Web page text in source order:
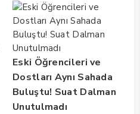
Eski Öğrencileri ve
Dostları Aynı Sahada
Buluştu! Suat Dalman
Unutulmadı